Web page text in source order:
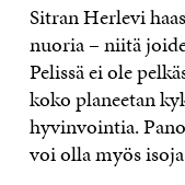
Sitran Herlevi
nuoria – niitä
Pelissä ei ole
koko planeetan
hyvinvointia.
voi olla myös